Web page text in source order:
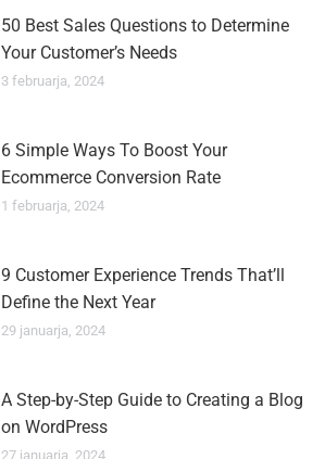
50 Best Sales Questions to Determine
Your Customer’s Needs
3 februarja, 2024
6 Simple Ways To Boost Your
Ecommerce Conversion Rate
1 februarja, 2024
9 Customer Experience Trends That’ll
Define the Next Year
29 januarja, 2024
A Step-by-Step Guide to Creating a Blog
on WordPress
27 januarja, 2024